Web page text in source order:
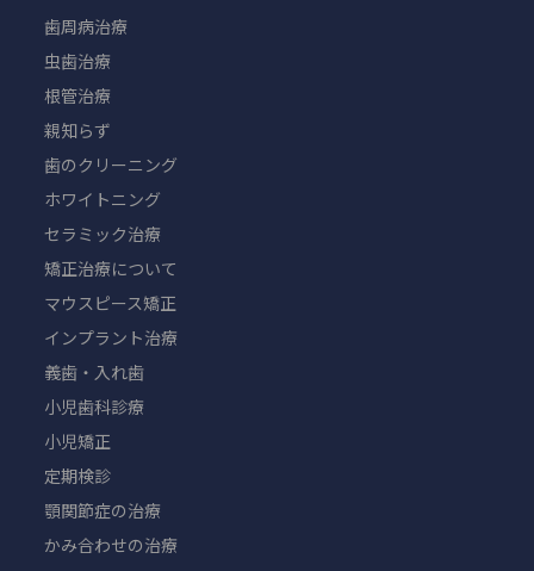
歯周病治療
虫歯治療
根管治療
親知らず
歯のクリーニング
ホワイトニング
セラミック治療
矯正治療について
マウスピース矯正
インプラント治療
義歯・入れ歯
小児歯科診療
小児矯正
定期検診
顎関節症の治療
かみ合わせの治療